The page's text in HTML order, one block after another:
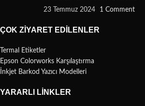
23 Temmuz 2024 1 Comment
ÇOK ZIYARET EDILENLER
Termal Etiketler
Epson Colorworks Karşılaştırma
İnkjet Barkod Yazıcı Modelleri
YARARLI LINKLER